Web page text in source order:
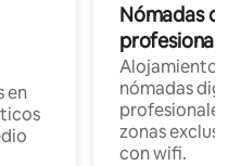
en
Nómadas
Alojamientos
nómadas
profesionales
zonas
con wifi.